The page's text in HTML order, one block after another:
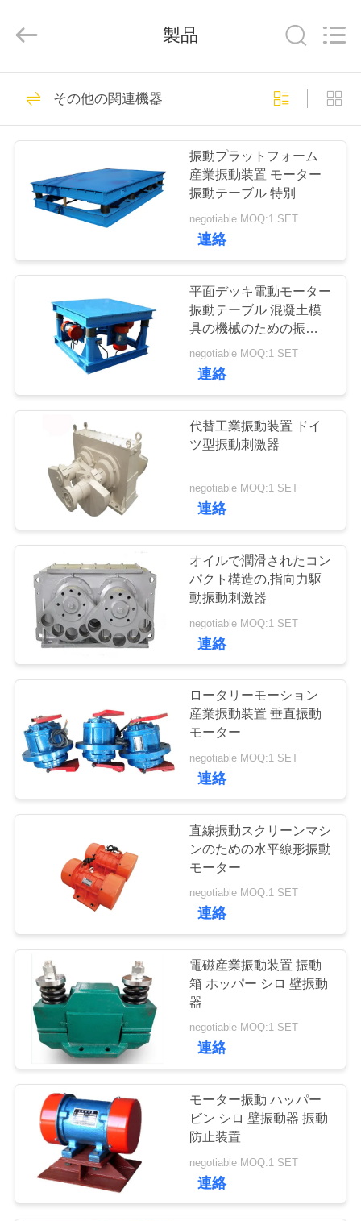
へ
わ
ち
ア
品
質
絡
い
を
2020
AAREAL
Co.,Ltd.
Reserved.
ビブロスクリーン
145
旋回スクリーンの
ふるい
102
高周波スクリーン
30
機械を選別するタ
ンブラー
振動式輸送機
直角振動スクリーン
91
ターボスクリーン
空気分別機
23
製品
その他の関連機器
振動プラットフォーム
産業振動装置 モーター
振動テーブル 特別
negotiable MOQ:1 SET
連絡
平面デッキ電動モーター
振動テーブル 混凝土模
具の機械のための振動プ
ラットフォーム
negotiable MOQ:1 SET
連絡
代替工業振動装置 ドイ
ツ型振動刺激器
negotiable MOQ:1 SET
連絡
オイルで潤滑されたコン
パクト構造の,指向力駆
動振動刺激器
negotiable MOQ:1 SET
連絡
ロータリーモーション
産業振動装置 垂直振動
モーター
negotiable MOQ:1 SET
連絡
直線振動スクリーンマシ
ンのための水平線形振動
モーター
negotiable MOQ:1 SET
連絡
電磁産業振動装置 振動
箱 ホッパー シロ 壁振動
器
negotiable MOQ:1 SET
連絡
モーター振動 ハッパー
ビン シロ 壁振動器 振動
防止装置
negotiable MOQ:1 SET
連絡